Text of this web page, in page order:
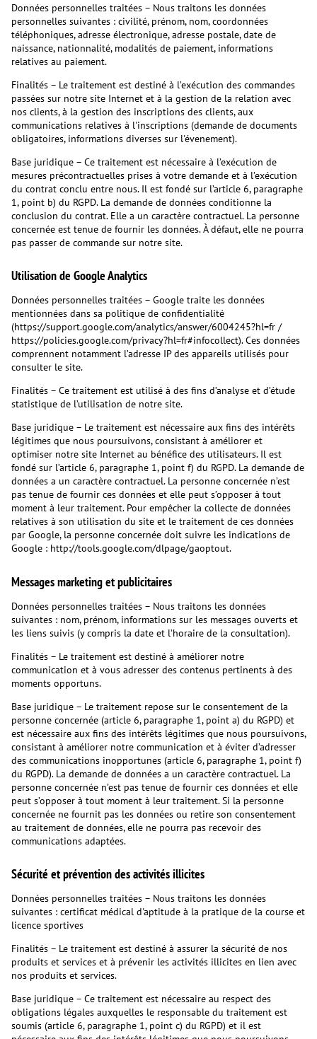
Données personnelles traitées – Nous traitons les données
personnelles suivantes : civilité, prénom, nom, coordonnées
téléphoniques, adresse électronique, adresse postale, date de
naissance, nationnalité, modalités de paiement, informations
relatives au paiement.
Finalités – Le traitement est destiné à l’exécution des commandes
passées sur notre site Internet et à la gestion de la relation avec
nos clients, à la gestion des inscriptions des clients, aux
communications relatives à l'inscriptions (demande de documents
obligatoires, informations diverses sur l'évenement).
Base juridique – Ce traitement est nécessaire à l’exécution de
mesures précontractuelles prises à votre demande et à l’exécution
du contrat conclu entre nous. Il est fondé sur l’article 6, paragraphe
1, point b) du RGPD. La demande de données conditionne la
conclusion du contrat. Elle a un caractère contractuel. La personne
concernée est tenue de fournir les données. À défaut, elle ne pourra
pas passer de commande sur notre site.
Utilisation de Google Analytics
Données personnelles traitées – Google traite les données
mentionnées dans sa politique de confidentialité
(https://support.google.com/analytics/answer/6004245?hl=fr /
https://policies.google.com/privacy?hl=fr#infocollect). Ces données
comprennent notamment l’adresse IP des appareils utilisés pour
consulter le site.
Finalités – Ce traitement est utilisé à des fins d’analyse et d’étude
statistique de l’utilisation de notre site.
Base juridique – Le traitement est nécessaire aux fins des intérêts
légitimes que nous poursuivons, consistant à améliorer et
optimiser notre site Internet au bénéfice des utilisateurs. Il est
fondé sur l’article 6, paragraphe 1, point f) du RGPD. La demande de
données a un caractère contractuel. La personne concernée n’est
pas tenue de fournir ces données et elle peut s’opposer à tout
moment à leur traitement. Pour empêcher la collecte de données
relatives à son utilisation du site et le traitement de ces données
par Google, la personne concernée doit suivre les indications de
Google : http://tools.google.com/dlpage/gaoptout.
Messages marketing et publicitaires
Données personnelles traitées – Nous traitons les données
suivantes : nom, prénom, informations sur les messages ouverts et
les liens suivis (y compris la date et l’horaire de la consultation).
Finalités – Le traitement est destiné à améliorer notre
communication et à vous adresser des contenus pertinents à des
moments opportuns.
Base juridique – Le traitement repose sur le consentement de la
personne concernée (article 6, paragraphe 1, point a) du RGPD) et
est nécessaire aux fins des intérêts légitimes que nous poursuivons,
consistant à améliorer notre communication et à éviter d’adresser
des communications inopportunes (article 6, paragraphe 1, point f)
du RGPD). La demande de données a un caractère contractuel. La
personne concernée n’est pas tenue de fournir ces données et elle
peut s’opposer à tout moment à leur traitement. Si la personne
concernée ne fournit pas les données ou retire son consentement
au traitement de données, elle ne pourra pas recevoir des
communications adaptées.
Sécurité et prévention des activités illicites
Données personnelles traitées – Nous traitons les données
suivantes : certificat médical d'aptitude à la pratique de la course et
licence sportives
Finalités – Le traitement est destiné à assurer la sécurité de nos
produits et services et à prévenir les activités illicites en lien avec
nos produits et services.
Base juridique – Ce traitement est nécessaire au respect des
obligations légales auxquelles le responsable du traitement est
soumis (article 6, paragraphe 1, point c) du RGPD) et il est